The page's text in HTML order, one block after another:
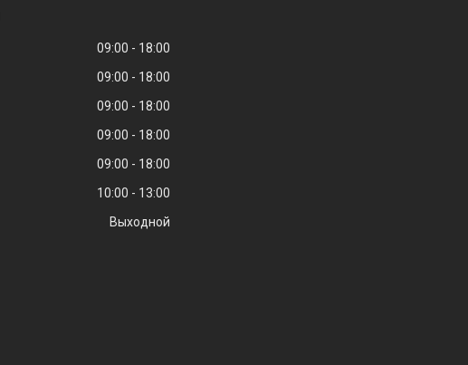
09:00
18:00
09:00
18:00
09:00
18:00
09:00
18:00
09:00
18:00
10:00
13:00
Выходной